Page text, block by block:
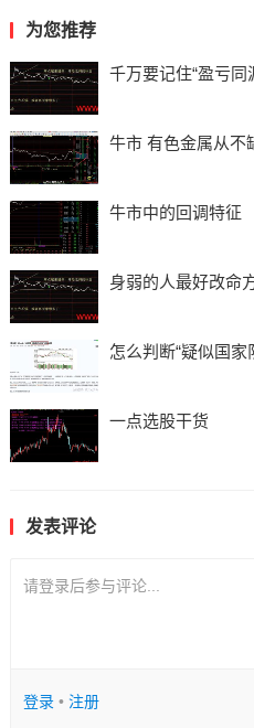
为您推荐
千万要记住“盈亏同
牛市 有色金属从不
牛市中的回调特征
身弱的人最好改命
怎么判断“疑似国家
一点选股干货
发表评论
请登录后参与评论...
登录• 注册